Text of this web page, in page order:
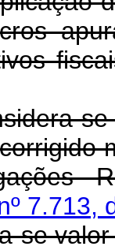
se
7.713,
valor